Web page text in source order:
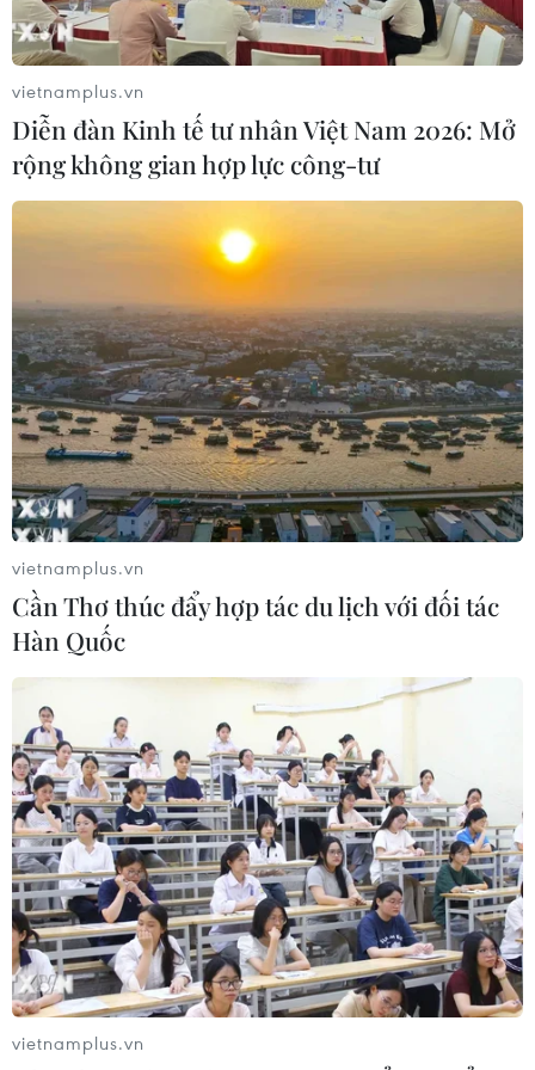
Thị trường việc làm Mỹ quyết định việc
tăng lãi suất của Fed
22/06/2016 11:29
Theo Chủ tịch Cục Dự trữ Liên bang Mỹ, Fed sẽ cẩn
trọng trong chính sách lãi suất cho đến khi thị trường lao
động vững mạnh - điều báo hiệu kinh tế Mỹ sẽ không
sa sút.
Thị trường lao động Mỹ khởi sắc, số việc
làm tăng vượt dự đoán
06/08/2016 03:36
Thị trường lao động Mỹ tiếp tục khởi sắc sau khi báo
cáo việc làm mới nhất của Bộ Lao động nước này cho
thấy số việc làm mới trong tháng 7 vừa qua tăng vượt
mức dự đoán.
vietnamplus.vn
Diễn đàn Kinh tế tư nhân Việt Nam 2026: Mở
rộng không gian hợp lực công-tư
vietnamplus.vn
Cần Thơ thúc đẩy hợp tác du lịch với đối tác
Hàn Quốc
vietnamplus.vn